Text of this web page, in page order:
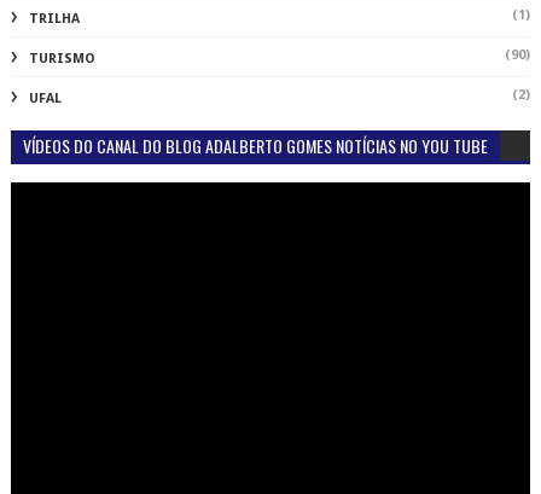
TRILHA (1)
TURISMO (90)
UFAL (2)
VÍDEOS DO CANAL DO BLOG ADALBERTO GOMES NOTÍCIAS NO YOU TUBE